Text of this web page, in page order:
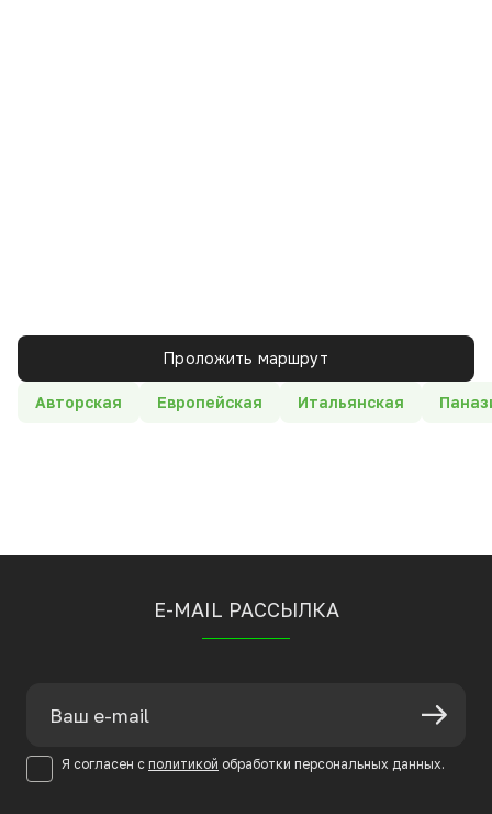
Проложить маршрут
Авторская Европейская Итальянская
E-MAIL РАССЫЛКА
Я согласен с политикой обработки персональных данных.